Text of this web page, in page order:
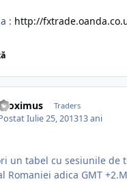
: http://
Traders
Iulie 25, 201313 ani
un tabel cu sesiunile
Romaniei adica GMT